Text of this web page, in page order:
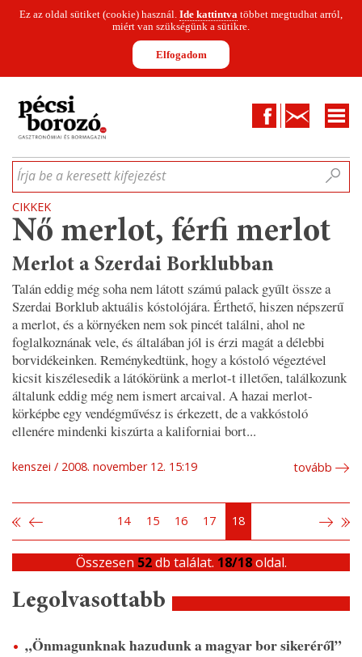
Ez az oldal sütiket (cookie) használ. Ide kattintva többet megtudhat arról,
miért van szükségünk a sütikre.
Elfogadom
FacebookKapcsolat
CIKKEKHÍREKINFOGRAFIKÁKMUNKATÁRSAKWINESOFA
Írja be a keresett kifejezést
CIKKEK
Nő merlot, férfi merlot
Merlot a Szerdai Borklubban
Talán eddig még soha nem látott számú palack gyűlt össze a
Szerdai Borklub aktuális kóstolójára. Érthető, hiszen népszerű
a merlot, és a környéken nem sok pincét találni, ahol ne
foglalkoznának vele, és általában jól is érzi magát a délebbi
borvidékeinken. Reménykedtünk, hogy a kóstoló végeztével
kicsit kiszélesedik a látókörünk a merlot-t illetően, találkozunk
általunk eddig még nem ismert arcaival. A hazai merlot-
körképbe egy vendégművész is érkezett, de a vakkóstoló
ellenére mindenki kiszúrta a kaliforniai bort...
kenszei 2008. november 12. 15:19 tovább
14 15 16 17 18
Összesen 52db találat. 18/18oldal.
Legolvasottabb
„Önmagunknak hazudunk a magyar bor sikeréről”